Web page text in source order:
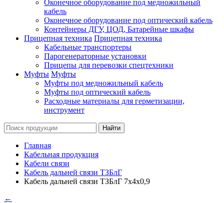
Оконечное оборудование под медножильный
кабель
Оконечное оборудование под оптический кабель
Контейнеры ДГУ, ЦОД, Батарейные шкафы
Прицепная техника Прицепная техника
Кабельные транспортеры
Парогенераторные установки
Прицепы для перевозки спецтехники
Муфты Муфты
Муфты под медножильный кабель
Муфты под оптический кабель
Расходные материалы для герметизации,
инструмент
Главная
Кабельная продукция
Кабели связи
Кабель дальней связи ТЗБлГ
Кабель дальней связи ТЗБлГ 7х4х0,9
←